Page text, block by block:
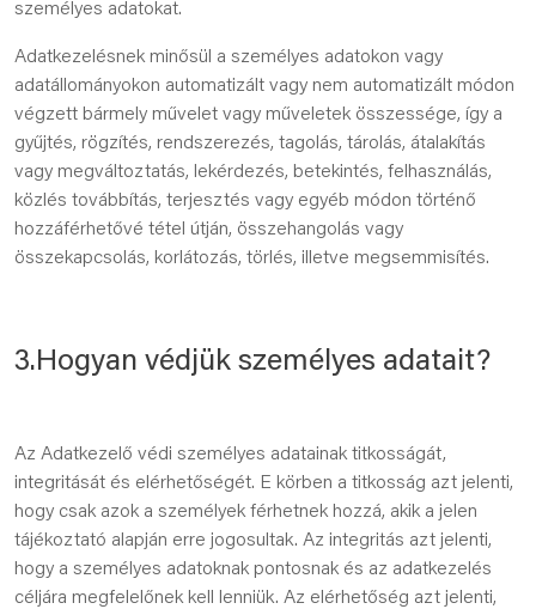
személyes adatokat.
Adatkezelésnek minősül a személyes adatokon vagy
adatállományokon automatizált vagy nem automatizált módon
végzett bármely művelet vagy műveletek összessége, így a
gyűjtés, rögzítés, rendszerezés, tagolás, tárolás, átalakítás
vagy megváltoztatás, lekérdezés, betekintés, felhasználás,
közlés továbbítás, terjesztés vagy egyéb módon történő
hozzáférhetővé tétel útján, összehangolás vagy
összekapcsolás, korlátozás, törlés, illetve megsemmisítés.
3.Hogyan védjük személyes adatait?
Az Adatkezelő védi személyes adatainak titkosságát,
integritását és elérhetőségét. E körben a titkosság azt jelenti,
hogy csak azok a személyek férhetnek hozzá, akik a jelen
tájékoztató alapján erre jogosultak. Az integritás azt jelenti,
hogy a személyes adatoknak pontosnak és az adatkezelés
céljára megfelelőnek kell lenniük. Az elérhetőség azt jelenti,